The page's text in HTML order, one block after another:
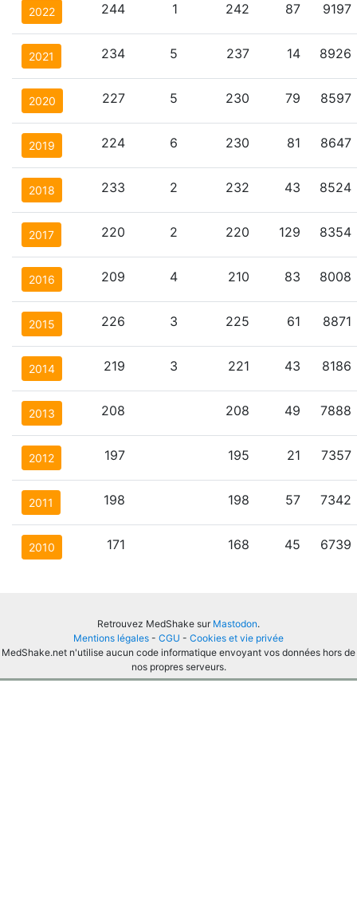
2022 244 1 242 87 9197
2021 234 5 237 14 8926
2020 227 5 230 79 8597
2019 224 6 230 81 8647
2018 233 2 232 43 8524
2017 220 2 220 129 8354
2016 209 4 210 83 8008
2015 226 3 225 61 8871
2014 219 3 221 43 8186
2013 208 208 49 7888
2012 197 195 21 7357
2011 198 198 57 7342
2010 171 168 45 6739
Retrouvez MedShake sur Mastodon.
Mentions légales - CGU - Cookies et vie privée
MedShake.net n'utilise aucun code informatique envoyant vos données hors de
nos propres serveurs.